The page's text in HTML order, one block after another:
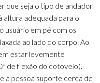
que seja o tipo de andador
altura adequada para o
usuário em pé com os
ao lado do corpo. Ao
estar levemente
de flexão do cotovelo).
a pessoa suporte cerca de